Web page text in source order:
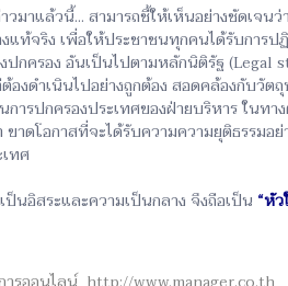
าแล้วนี้... สามารถชี้ให้เห็นอย่างชัดเจนว่
แท้จริง เพื่อให้ประชาชนทุกคนได้รับการ
ปกครอง อันเป็นไปตามหลักนิติรัฐ (Legal
องดำเนินไปอย่างถูกต้อง สอดคล้องกับวั
การปกครองประเทศของฝ่ายบริหาร ใน
าดโอกาสที่จะได้รับความความยุติธรรม
ทศ
อิสระและความเป็นกลาง จึงถือเป็น “หัว